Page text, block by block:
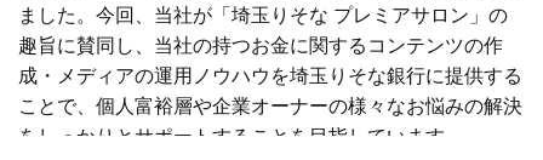
ました。今回、当社が「埼玉りそな プレミアサロン」の
趣旨に賛同し、当社の持つお金に関するコンテンツの作
成・メディアの運用ノウハウを埼玉りそな銀行に提供する
ことで、個人富裕層や企業オーナーの様々なお悩みの解決
をしっかりとサポートすることを目指しています。